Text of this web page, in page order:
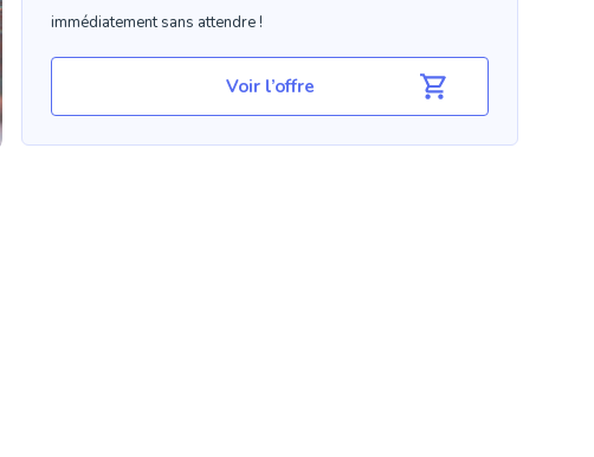
immédiatement sans attendre !
Voir l’offre